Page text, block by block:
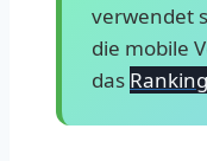
verwendet
die mobile
das Ranking